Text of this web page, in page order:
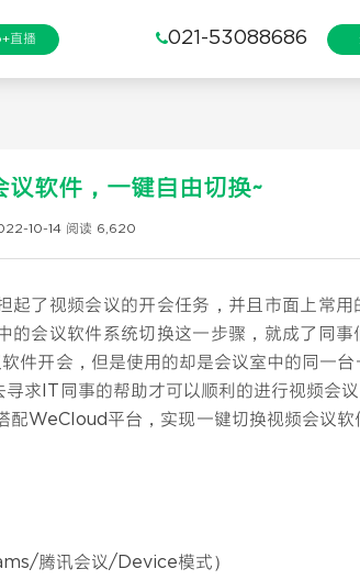
直播 021-53088686
议软件，一键自由切换~
10-14 阅读 6,620
了视频会议的开会任务，并且市面上常用
的会议软件系统切换这一步骤，就成了同事
件开会，但是使用的却是会议室中的同一台
求IT同事的帮助才可以顺利的进行视频会议
WeCloud平台，实现一键切换视频会议软
腾讯会议/Device模式）